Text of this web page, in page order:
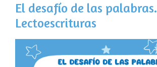
El desafío de las palabras.
Lectoescrituras